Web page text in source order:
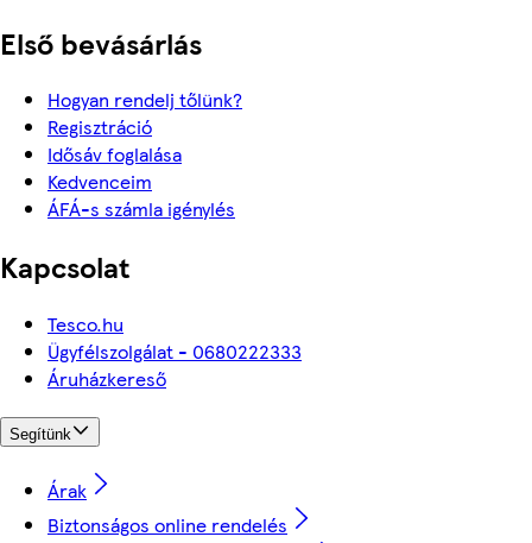
Első bevásárlás
Hogyan rendelj tőlünk?
Regisztráció
Idősáv foglalása
Kedvenceim
ÁFÁ-s számla igénylés
Kapcsolat
Tesco.hu
Ügyfélszolgálat - 0680222333
Áruházkereső
Segítünk
Árak
Biztonságos online rendelés